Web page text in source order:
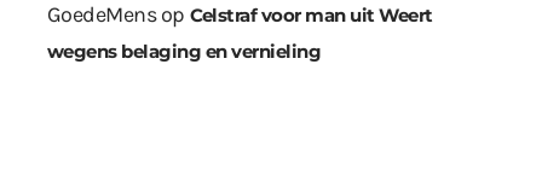
GoedeMensop Celstraf voor man uit Weert
wegens belaging en vernieling